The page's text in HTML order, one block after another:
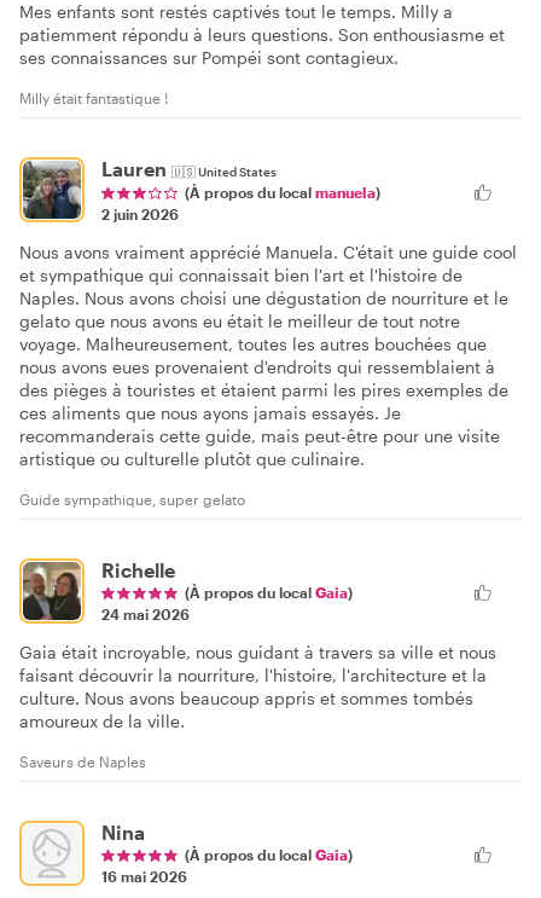
Mes enfants sont restés captivés tout le temps. Milly a
patiemment répondu à leurs questions. Son enthousiasme et
ses connaissances sur Pompéi sont contagieux.
Milly était fantastique !
Lauren 🇺🇸United States
(À propos du local manuela)
2 juin 2026
Nous avons vraiment apprécié Manuela. C'était une guide cool
et sympathique qui connaissait bien l'art et l'histoire de
Naples. Nous avons choisi une dégustation de nourriture et le
gelato que nous avons eu était le meilleur de tout notre
voyage. Malheureusement, toutes les autres bouchées que
nous avons eues provenaient d'endroits qui ressemblaient à
des pièges à touristes et étaient parmi les pires exemples de
ces aliments que nous ayons jamais essayés. Je
recommanderais cette guide, mais peut-être pour une visite
artistique ou culturelle plutôt que culinaire.
Guide sympathique, super gelato
Richelle
(À propos du local Gaia)
24 mai 2026
Gaia était incroyable, nous guidant à travers sa ville et nous
faisant découvrir la nourriture, l'histoire, l'architecture et la
culture. Nous avons beaucoup appris et sommes tombés
amoureux de la ville.
Saveurs de Naples
Nina
(À propos du local Gaia)
16 mai 2026